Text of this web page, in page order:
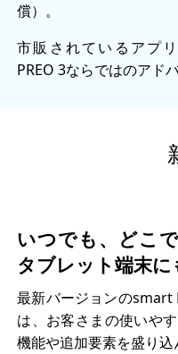
償）。
市販されているアプ
PREO 3ならではのアド
いつでも、どこ
タブレット端末に
最新バージョンのsmart
は、お客さまの使いや
機能や追加要素を盛り込